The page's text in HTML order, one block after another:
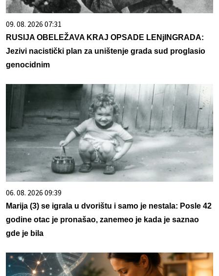
09. 08. 2026 07:31
RUSIJA OBELEŽAVA KRAJ OPSADE LENjINGRADA:
Jezivi nacistički plan za uništenje grada sud proglasio
genocidnim
06. 08. 2026 09:39
Marija (3) se igrala u dvorištu i samo je nestala: Posle 42
godine otac je pronašao, zanemeo je kada je saznao
gde je bila